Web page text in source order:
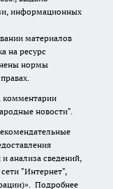
информационных
материалов
на ресурс
нормы
комментарии
новости".
анализа сведений,
"Интернет",
Подробнее